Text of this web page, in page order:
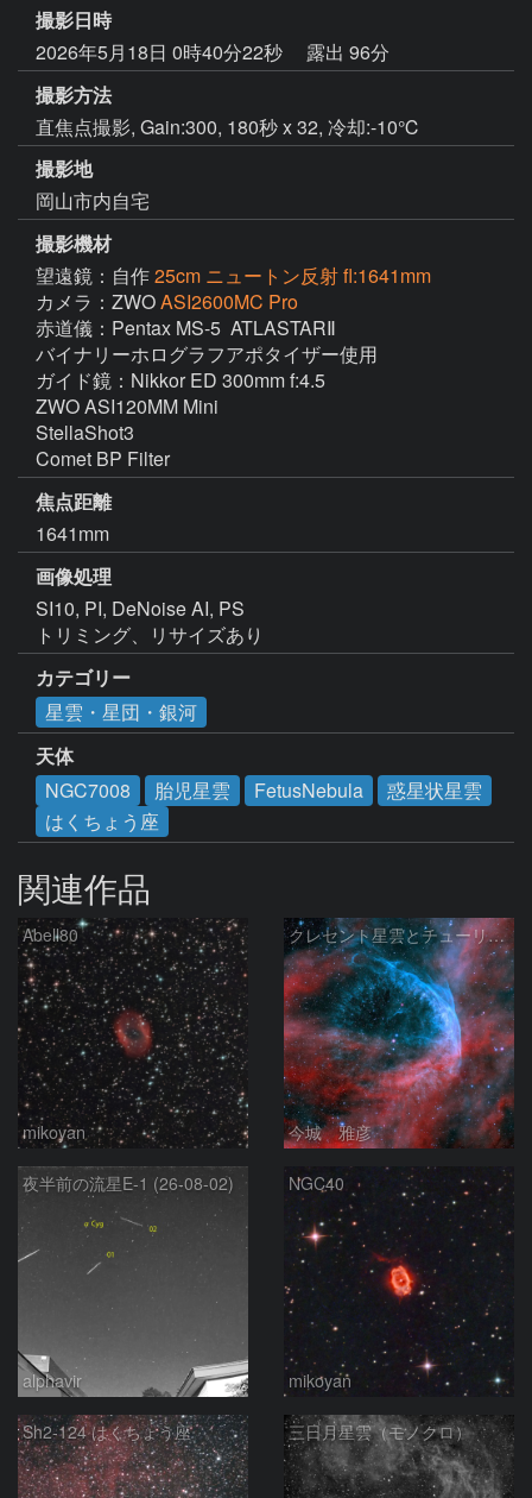
撮影日時
2026年5月18日 0時40分22秒
露出 96分
撮影方法
直焦点撮影, Gain:300, 180秒 x 32, 冷却:-10℃
撮影地
岡山市内自宅
撮影機材
望遠鏡：自作25cm ニュートン反射 fl:1641mm
カメラ：ZWOASI2600MC Pro
赤道儀：Pentax MS-5  ATLASTARⅡ
バイナリーホログラフアポタイザー使用
ガイド鏡：Nikkor ED 300mm f:4.5
ZWO ASI120MM Mini
StellaShot3
焦点距離
1641mm
画像処理
SI10, PI, DeNoise AI, PS
トリミング、リサイズあり
カテゴリー
星雲・星団・銀河
天体
NGC7008
胎児星雲 FetusNebula
惑星状星雲
はくちょう座
関連作品
Abell80
mikoyan
クレセント星雲とチューリップ星雲の真ん中あたりにある星雲 NGC6883 ???
今城 雅彦
夜半前の流星E-1 (26-08-02)
alphavir
NGC40
mikoyan
Sh2-124 はくちょう座 三日月星雲（モノクロ）